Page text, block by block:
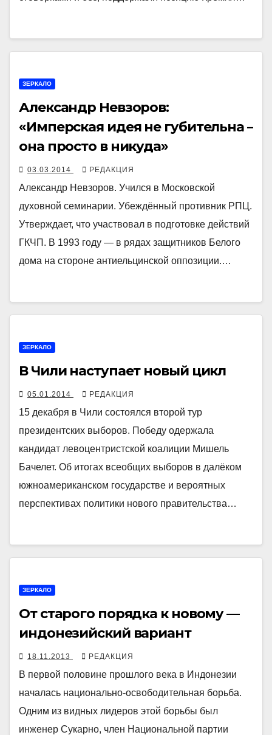
ЗЕРКАЛО
Александр Невзоров:
«Имперская идея не губительна –
она просто в никуда»
03.03.2014 РЕДАКЦИЯ
Александр Невзоров. Учился в Московской
духовной семинарии. Убеждённый противник РПЦ.
Утверждает, что участвовал в подготовке действий
ГКЧП. В 1993 году — в рядах защитников Белого
дома на стороне антиельцинской оппозиции.…
ЗЕРКАЛО
В Чили наступает новый цикл
05.01.2014 РЕДАКЦИЯ
15 декабря в Чили состоялся второй тур
президентских выборов. Победу одержала
кандидат левоцентристской коалиции Мишель
Бачелет. Об итогах всеобщих выборов в далёком
южноамериканском государстве и вероятных
перспективах политики нового правительства…
ЗЕРКАЛО
От старого порядка к новому —
индонезийский вариант
18.11.2013 РЕДАКЦИЯ
В первой половине прошлого века в Индонезии
началась национально-освободительная борьба.
Одним из видных лидеров этой борьбы был
инженер Сукарно, член Национальной партии